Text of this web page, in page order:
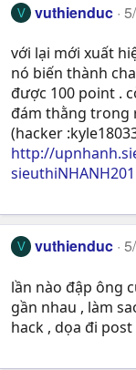
V vuthienduc
với lại mới xuất
nó biến thành
được 100 point .
đám thằng trong
(hacker
http://
V vuthienduc
lần nào đập ông
gần nhau , làm
hack , dọa đi